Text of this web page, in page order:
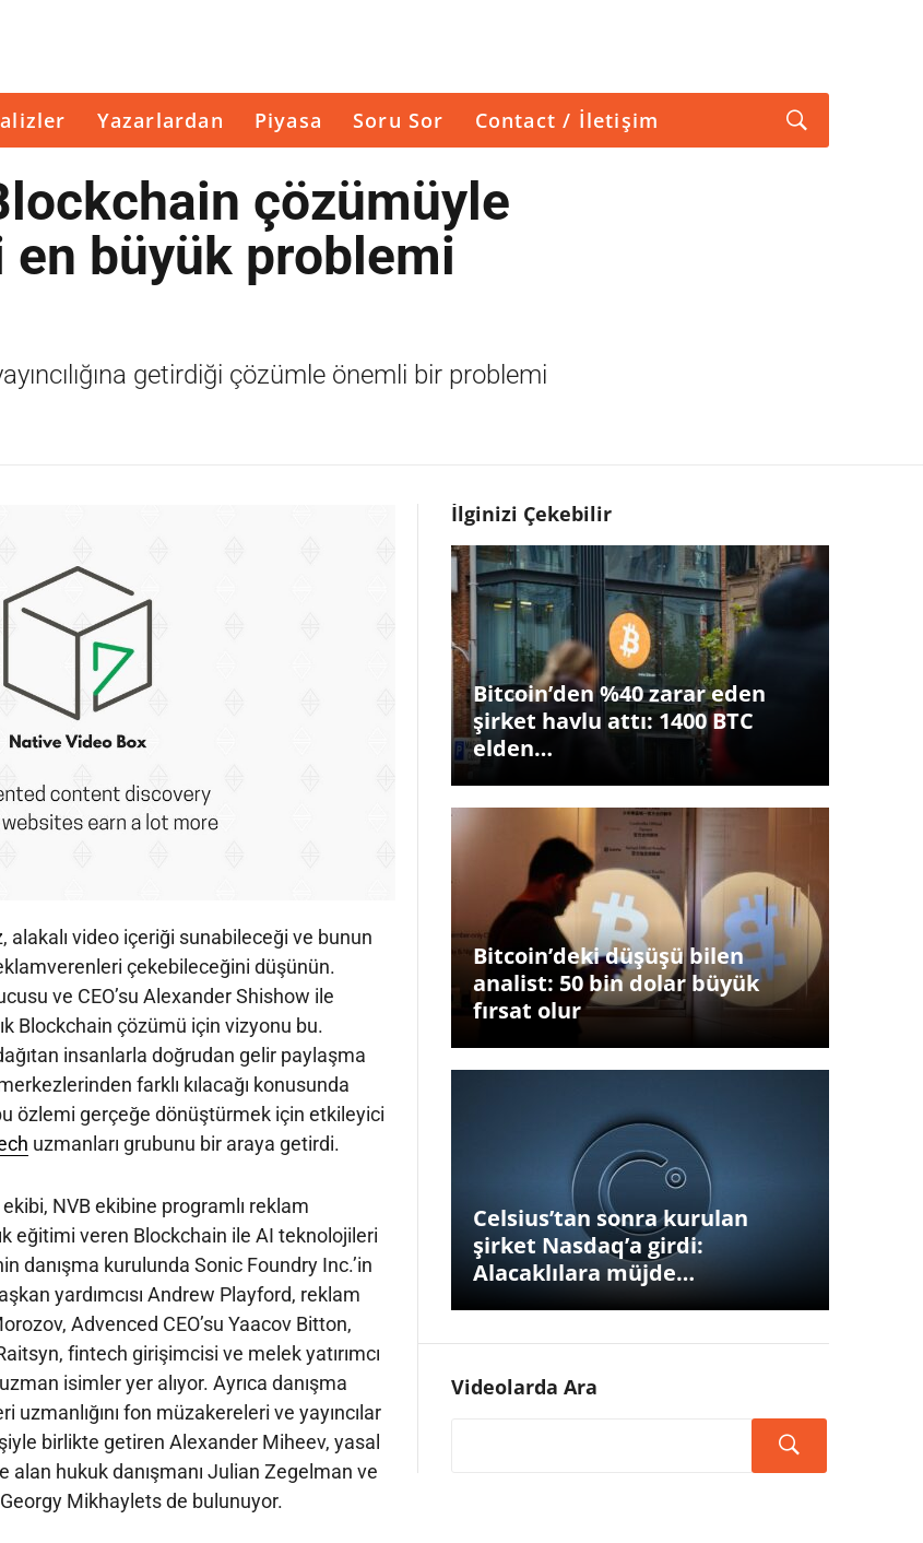
Yazarlardan Piyasa Soru Sor Contact / İletişim
çözümüyle
en büyük problemi
getirdiği çözümle önemli bir problemi
video içeriği sunabileceği ve bunun
çekebileceğini düşünün.
ve CEO’su Alexander Shishow ile
Blockchain çözümü için vizyonu bu.
insanlarla doğrudan gelir paylaşma
farklı kılacağı konusunda
özlemi gerçeğe dönüştürmek için etkileyici
uzmanları grubunu bir araya getirdi.
NVB ekibine programlı reklam
eğitimi veren Blockchain ile AI teknolojileri
danışma kurulunda Sonic Foundry Inc.’in
yardımcısı Andrew Playford, reklam
Advenced CEO’su Yaacov Bitton,
fintech girişimcisi ve melek yatırımcı
isimler yer alıyor. Ayrıca danışma
fon müzakereleri ve yayıncılar
birlikte getiren Alexander Miheev, yasal
hukuk danışmanı Julian Zegelman ve
Mikhaylets de bulunuyor.
İlginizi Çekebilir
Bitcoin’den %40 zarar eden
şirket havlu attı: 1400 BTC
elden…
Bitcoin’deki düşüşü bilen
analist: 50 bin dolar büyük
fırsat olur
Celsius’tan sonra kurulan
şirket Nasdaq’a girdi:
Alacaklılara müjde…
Videolarda Ara